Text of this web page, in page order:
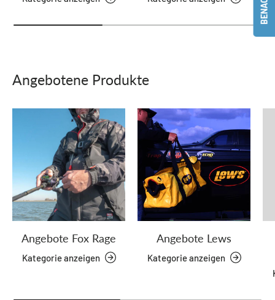
Angebotene Produkte
Angebote Fox Rage
Kategorie anzeigen
Angebote Lews
Kategorie anzeigen